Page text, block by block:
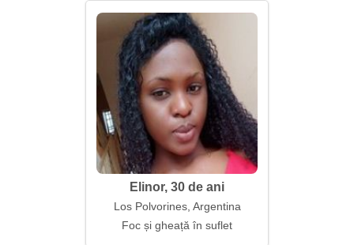
Elinor, 30 de ani
Los Polvorines, Argentina
Foc și gheață în suflet